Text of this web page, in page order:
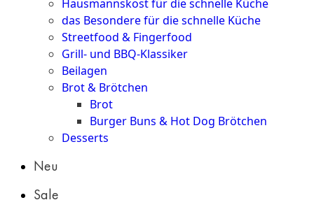
Hausmannskost für die schnelle Küche
das Besondere für die schnelle Küche
Streetfood & Fingerfood
Grill- und BBQ-Klassiker
Beilagen
Brot & Brötchen
Brot
Burger Buns & Hot Dog Brötchen
Desserts
Neu
Sale